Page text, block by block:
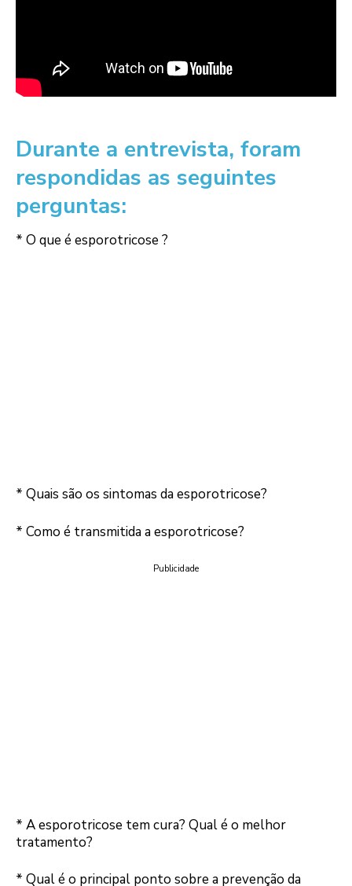
Durante a entrevista, foram
respondidas as seguintes
perguntas:
* O que é esporotricose ?
* Quais são os sintomas da esporotricose?
* Como é transmitida a esporotricose?
Publicidade
* A esporotricose tem cura? Qual é o melhor
tratamento?
* Qual é o principal ponto sobre a prevenção da